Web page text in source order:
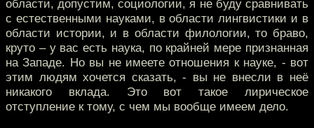
области, допустим, социологии, я не буду сравнивать
с естественными науками, в области лингвистики и в
области истории, и в области филологии, то браво,
круто – у вас есть наука, по крайней мере признанная
на Западе. Но вы не имеете отношения к науке, - вот
этим людям хочется сказать, - вы не внесли в неё
никакого вклада. Это вот такое лирическое
отступление к тому, с чем мы вообще имеем дело.